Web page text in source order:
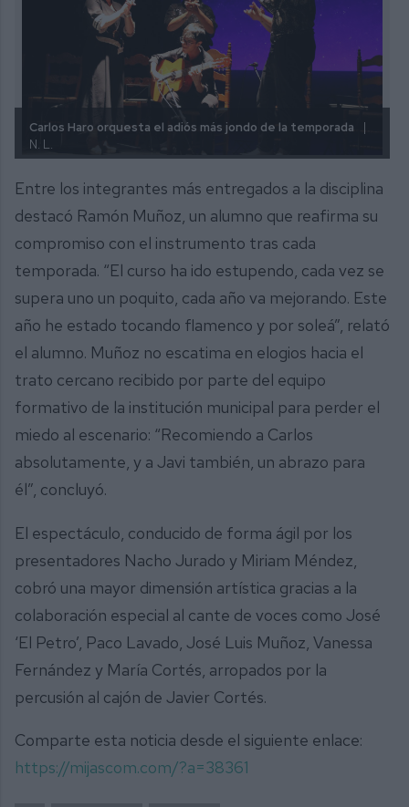
Carlos Haro orquesta el adiós más jondo de la temporada
|
N. L.
Entre los integrantes más entregados a la disciplina
destacó Ramón Muñoz, un alumno que reafirma su
compromiso con el instrumento tras cada
temporada. “El curso ha ido estupendo, cada vez se
supera uno un poquito, cada año va mejorando. Este
año he estado tocando flamenco y por soleá”, relató
el alumno. Muñoz no escatima en elogios hacia el
trato cercano recibido por parte del equipo
formativo de la institución municipal para perder el
miedo al escenario: “Recomiendo a Carlos
absolutamente, y a Javi también, un abrazo para
él”, concluyó.
El espectáculo, conducido de forma ágil por los
presentadores Nacho Jurado y Miriam Méndez,
cobró una mayor dimensión artística gracias a la
colaboración especial al cante de voces como José
‘El Petro’, Paco Lavado, José Luis Muñoz, Vanessa
Fernández y María Cortés, arropados por la
percusión al cajón de Javier Cortés.
Comparte esta noticia desde el siguiente enlace:
https://mijascom.com/?a=38361